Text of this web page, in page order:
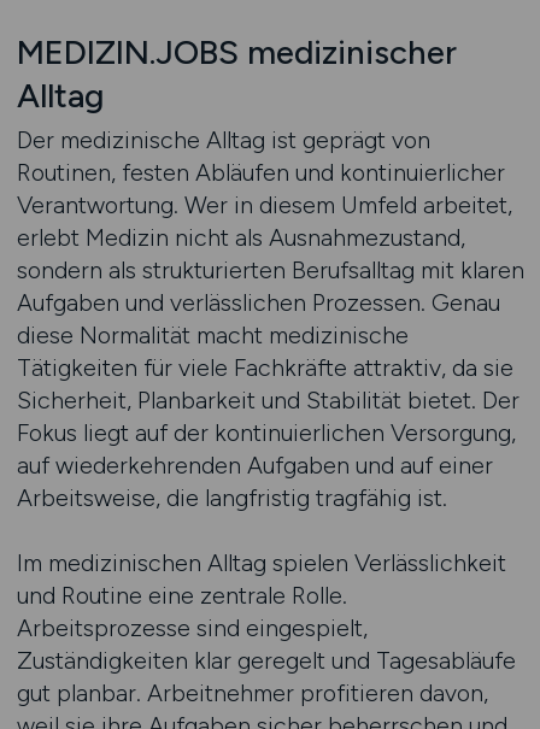
MEDIZIN.JOBS medizinischer
Alltag
Der medizinische Alltag ist geprägt von
Routinen, festen Abläufen und kontinuierlicher
Verantwortung. Wer in diesem Umfeld arbeitet,
erlebt Medizin nicht als Ausnahmezustand,
sondern als strukturierten Berufsalltag mit klaren
Aufgaben und verlässlichen Prozessen. Genau
diese Normalität macht medizinische
Tätigkeiten für viele Fachkräfte attraktiv, da sie
Sicherheit, Planbarkeit und Stabilität bietet. Der
Fokus liegt auf der kontinuierlichen Versorgung,
auf wiederkehrenden Aufgaben und auf einer
Arbeitsweise, die langfristig tragfähig ist.
Im medizinischen Alltag spielen Verlässlichkeit
und Routine eine zentrale Rolle.
Arbeitsprozesse sind eingespielt,
Zuständigkeiten klar geregelt und Tagesabläufe
gut planbar. Arbeitnehmer profitieren davon,